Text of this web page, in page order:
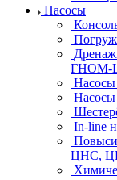
Насосы
ГНОМ-
Насосы
In-line
ЦНС,